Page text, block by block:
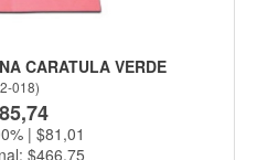
CARATULA VERDE
018)
| $81,01
$466,75